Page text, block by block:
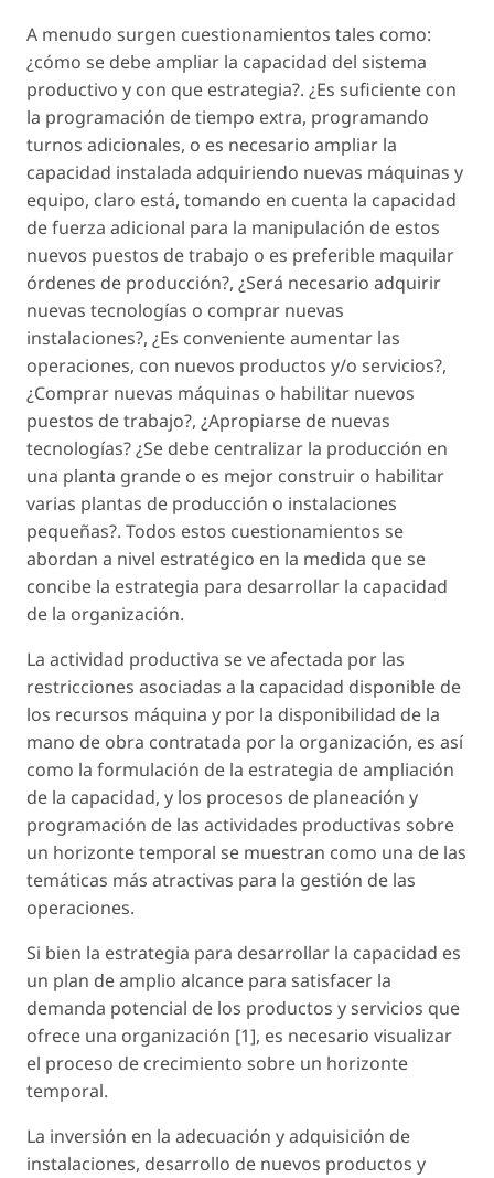
A menudo surgen cuestionamientos tales como:
¿cómo se debe ampliar la capacidad del sistema
productivo y con que estrategia?. ¿Es suficiente con
la programación de tiempo extra, programando
turnos adicionales, o es necesario ampliar la
capacidad instalada adquiriendo nuevas máquinas y
equipo, claro está, tomando en cuenta la capacidad
de fuerza adicional para la manipulación de estos
nuevos puestos de trabajo o es preferible maquilar
órdenes de producción?, ¿Será necesario adquirir
nuevas tecnologías o comprar nuevas
instalaciones?, ¿Es conveniente aumentar las
operaciones, con nuevos productos y/o servicios?,
¿Comprar nuevas máquinas o habilitar nuevos
puestos de trabajo?, ¿Apropiarse de nuevas
tecnologías? ¿Se debe centralizar la producción en
una planta grande o es mejor construir o habilitar
varias plantas de producción o instalaciones
pequeñas?. Todos estos cuestionamientos se
abordan a nivel estratégico en la medida que se
concibe la estrategia para desarrollar la capacidad
de la organización.
La actividad productiva se ve afectada por las
restricciones asociadas a la capacidad disponible de
los recursos máquina y por la disponibilidad de la
mano de obra contratada por la organización, es así
como la formulación de la estrategia de ampliación
de la capacidad, y los procesos de planeación y
programación de las actividades productivas sobre
un horizonte temporal se muestran como una de las
temáticas más atractivas para la gestión de las
operaciones.
Si bien la estrategia para desarrollar la capacidad es
un plan de amplio alcance para satisfacer la
demanda potencial de los productos y servicios que
ofrece una organización [1], es necesario visualizar
el proceso de crecimiento sobre un horizonte
temporal.
La inversión en la adecuación y adquisición de
instalaciones, desarrollo de nuevos productos y